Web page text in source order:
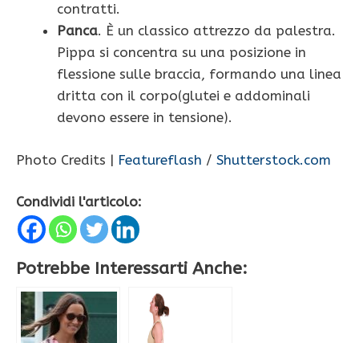
contratti.
Panca. È un classico attrezzo da palestra.
Pippa si concentra su una posizione in
flessione sulle braccia, formando una linea
dritta con il corpo(glutei e addominali
devono essere in tensione).
Photo Credits | Featureflash / Shutterstock.com
Condividi l'articolo:
Potrebbe Interessarti Anche: